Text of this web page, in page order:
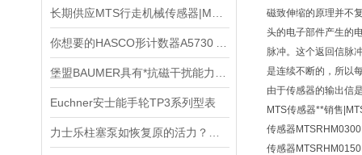
Euchner安士能手轮TP3系列型表
磁致伸缩的原理并不
头的电子部件产生的
脉冲。这个返回信脉
是连续不断的，所以
由于传感器的输出信
MTS传感器**销售
传感器
传感器